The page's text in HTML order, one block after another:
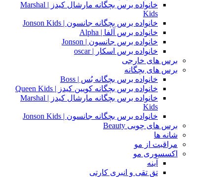
خانواده برس بچگانه مارشال کیدز | Marshal
Kids
خانواده برس بچگانه جانسون | Jonson Kids
خانواده برس آلفا | Alpha
خانواده برس جانسون | Jonson
خانواده برس اسکار | oscar
برس های خارجی
برس های بچگانه
خانواده برس بچگانه بُس | Boss
خانواده برس بچگانه کویین کیدز | Queen Kids
خانواده برس بچگانه مارشال کیدز | Marshal
Kids
خانواده برس بچگانه جانسون | Jonson Kids
برس های چوبی Beauty
شانه ها
مراقبت از مو
اکسسوری مو
آینه
تق تقی و انبری کارتی